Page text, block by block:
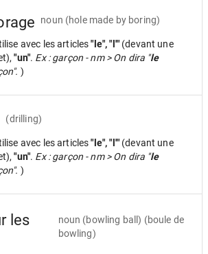
noun (hole made by boring)
avec les articles"le", "l'" (devant une
"un". Ex : garçon - nm > On dira "le
)
(drilling)
avec les articles"le", "l'" (devant une
"un". Ex : garçon - nm > On dira "le
)
les
noun (bowling ball) (boule de
bowling)